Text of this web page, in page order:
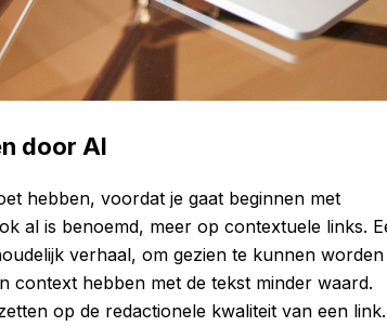
door AI
hebben, voordat je gaat beginnen met
al is benoemd, meer op contextuele links.
verhaal, om gezien te kunnen worden
context hebben met de tekst minder waard.
op de redactionele kwaliteit van een link.